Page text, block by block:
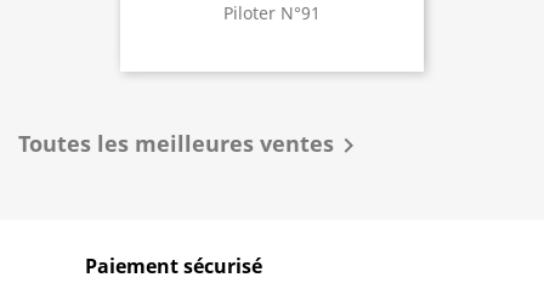
Piloter N°91
Toutes les meilleures ventes 
Paiement sécurisé